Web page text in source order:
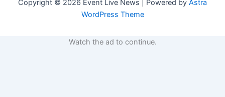
Copyright © 2026 Event Live News | Powered by Astra
WordPress Theme
Watch the ad to continue.